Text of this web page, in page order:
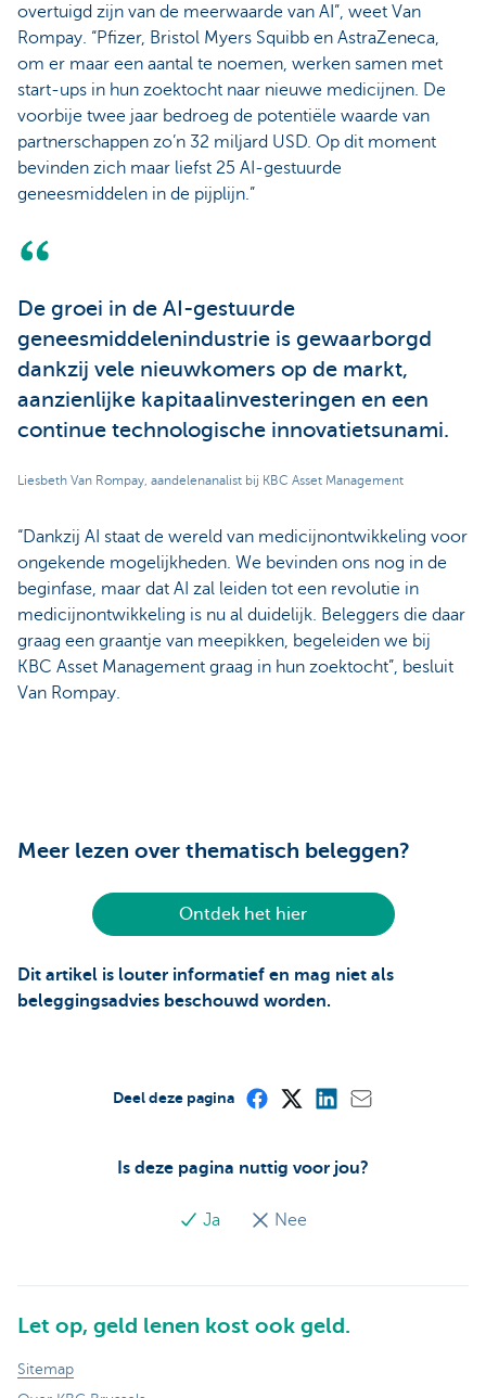
overtuigd zijn van de meerwaarde van AI”, weet Van
Rompay. “Pfizer, Bristol Myers Squibb en AstraZeneca,
om er maar een aantal te noemen, werken samen met
start-ups in hun zoektocht naar nieuwe medicijnen. De
voorbije twee jaar bedroeg de potentiële waarde van
partnerschappen zo’n 32 miljard USD. Op dit moment
bevinden zich maar liefst 25 AI-gestuurde
geneesmiddelen in de pijplijn.”
De groei in de AI-gestuurde
geneesmiddelenindustrie is gewaarborgd
dankzij vele nieuwkomers op de markt,
aanzienlijke kapitaalinvesteringen en een
continue technologische innovatietsunami.
Liesbeth Van Rompay, aandelenanalist bij KBC Asset Management
“Dankzij AI staat de wereld van medicijnontwikkeling voor
ongekende mogelijkheden. We bevinden ons nog in de
beginfase, maar dat AI zal leiden tot een revolutie in
medicijnontwikkeling is nu al duidelijk. Beleggers die daar
graag een graantje van meepikken, begeleiden we bij
KBC Asset Management graag in hun zoektocht”, besluit
Van Rompay.
Meer lezen over thematisch beleggen?
Ontdek het hier
Dit artikel is louter informatief en mag niet als
beleggingsadvies beschouwd worden.
Is deze pagina nuttig voor jou?
Ja Nee
Deel deze pagina
Let op, geld lenen kost ook geld.
Sitemap